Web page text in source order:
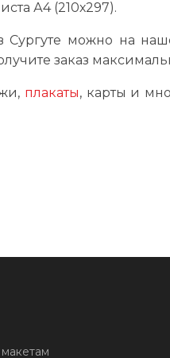
А4 (210х297).
можно на
заказ
плакаты, карты и